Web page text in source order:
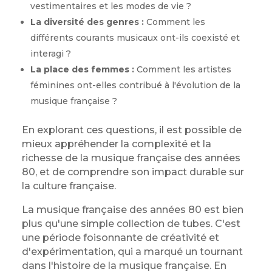
vestimentaires et les modes de vie ?
La diversité des genres :Comment les
différents courants musicaux ont-ils coexisté et
interagi ?
La place des femmes :Comment les artistes
féminines ont-elles contribué à l'évolution de la
musique française ?
En explorant ces questions, il est possible de
mieux appréhender la complexité et la
richesse de la musique française des années
80, et de comprendre son impact durable sur
la culture française.
La musique française des années 80 est bien
plus qu'une simple collection de tubes. C'est
une période foisonnante de créativité et
d'expérimentation, qui a marqué un tournant
dans l'histoire de la musique française. En